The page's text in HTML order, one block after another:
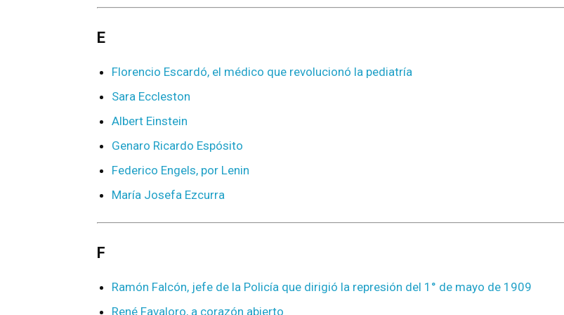
E
Florencio Escardó, el médico que revolucionó la pediatría
Sara Eccleston
Albert Einstein
Genaro Ricardo Espósito
Federico Engels, por Lenin
María Josefa Ezcurra
F
Ramón Falcón, jefe de la Policía que dirigió la represión del 1° de mayo de 1909
René Favaloro, a corazón abierto